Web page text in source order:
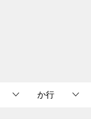
か行